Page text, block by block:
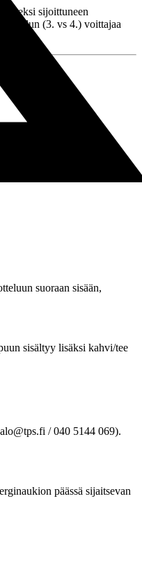
sijoittuneen
(3. vs 4.) voittajaa
suoraan sisään,
sisältyy lisäksi kahvi/tee
/ 040 5144 069).
päässä sijaitsevan